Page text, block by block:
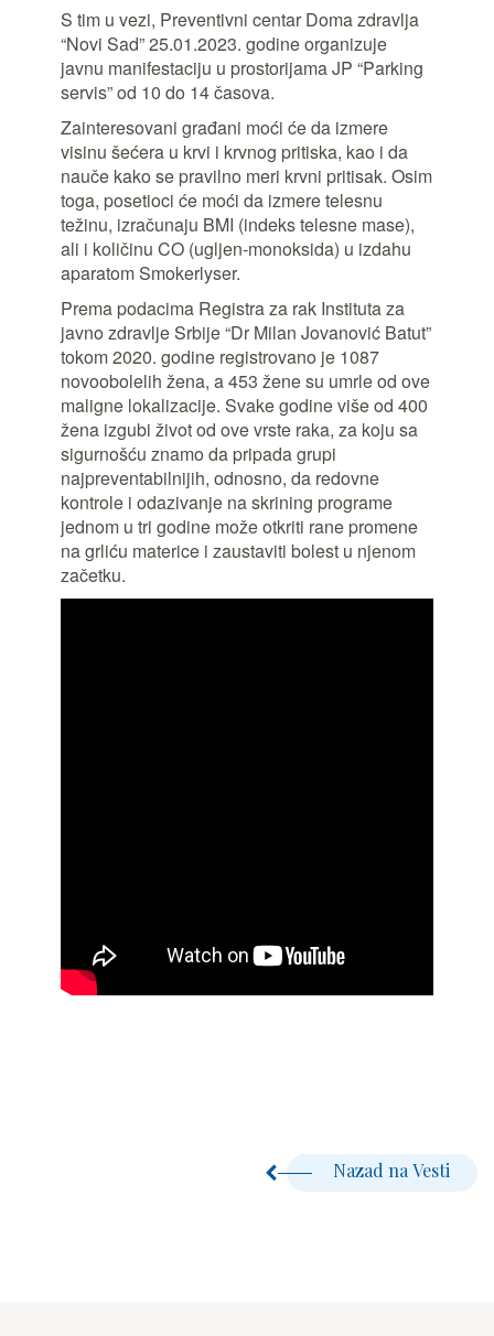
S tim u vezi, Preventivni centar Doma zdravlja
“Novi Sad” 25.01.2023. godine organizuje
javnu manifestaciju u prostorijama JP “Parking
servis” od 10 do 14 časova.
Zainteresovani građani moći će da izmere
visinu šećera u krvi i krvnog pritiska, kao i da
nauče kako se pravilno meri krvni pritisak. Osim
toga, posetioci će moći da izmere telesnu
težinu, izračunaju BMI (indeks telesne mase),
ali i količinu CO (ugljen-monoksida) u izdahu
aparatom Smokerlyser.
Prema podacima Registra za rak Instituta za
javno zdravlje Srbije “Dr Milan Jovanović Batut”
tokom 2020. godine registrovano je 1087
novoobolelih žena, a 453 žene su umrle od ove
maligne lokalizacije. Svake godine više od 400
žena izgubi život od ove vrste raka, za koju sa
sigurnošću znamo da pripada grupi
najpreventabilnijih, odnosno, da redovne
kontrole i odazivanje na skrining programe
jednom u tri godine može otkriti rane promene
na grliću materice i zaustaviti bolest u njenom
začetku.
Nazad na Vesti